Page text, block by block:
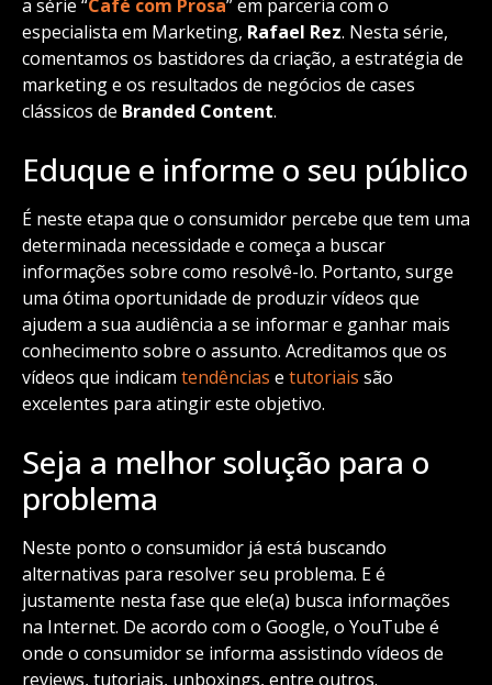
a série “Café com Prosa” em parceria com o
especialista em Marketing, Rafael Rez. Nesta série,
comentamos os bastidores da criação, a estratégia de
marketing e os resultados de negócios de cases
clássicos de Branded Content.
Eduque e informe o seu público
É neste etapa que o consumidor percebe que tem uma
determinada necessidade e começa a buscar
informações sobre como resolvê-lo. Portanto, surge
uma ótima oportunidade de produzir vídeos que
ajudem a sua audiência a se informar e ganhar mais
conhecimento sobre o assunto. Acreditamos que os
vídeos que indicam tendências e tutoriais são
excelentes para atingir este objetivo.
Seja a melhor solução para o
problema
Neste ponto o consumidor já está buscando
alternativas para resolver seu problema. E é
justamente nesta fase que ele(a) busca informações
na Internet. De acordo com o Google, o YouTube é
onde o consumidor se informa assistindo vídeos de
reviews, tutoriais, unboxings, entre outros.